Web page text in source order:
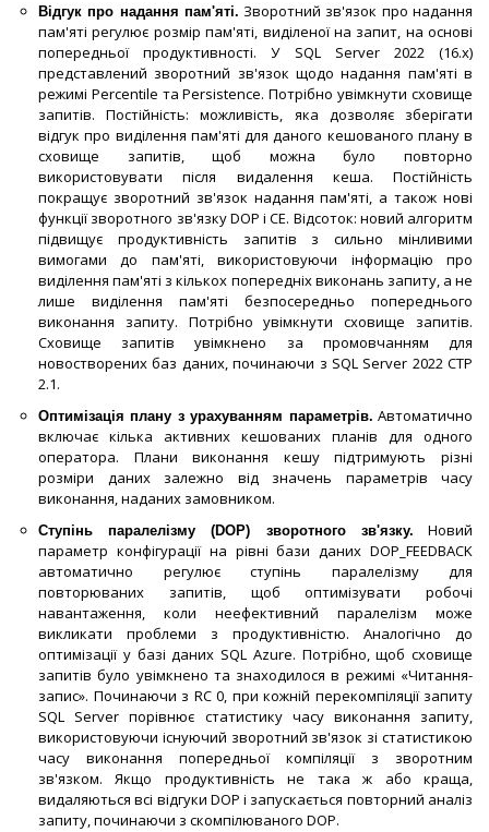
Відгук про надання пам'яті. Зворотний зв'язок про надання
пам'яті регулює розмір пам'яті, виділеної на запит, на основі
попередньої продуктивності. У SQL Server 2022 (16.x)
представлений зворотний зв'язок щодо надання пам'яті в
режимі Percentile та Persistence. Потрібно увімкнути сховище
запитів. Постійність: можливість, яка дозволяє зберігати
відгук про виділення пам'яті для даного кешованого плану в
сховище запитів, щоб можна було повторно
використовувати після видалення кеша. Постійність
покращує зворотний зв'язок надання пам'яті, а також нові
функції зворотного зв'язку DOP і CE. Відсоток: новий алгоритм
підвищує продуктивність запитів з сильно мінливими
вимогами до пам'яті, використовуючи інформацію про
виділення пам'яті з кількох попередніх виконань запиту, а не
лише виділення пам'яті безпосередньо попереднього
виконання запиту. Потрібно увімкнути сховище запитів.
Сховище запитів увімкнено за промовчанням для
новостворених баз даних, починаючи з SQL Server 2022 CTP
2.1.
Оптимізація плану з урахуванням параметрів. Автоматично
включає кілька активних кешованих планів для одного
оператора. Плани виконання кешу підтримують різні
розміри даних залежно від значень параметрів часу
виконання, наданих замовником.
Ступінь паралелізму (DOP) зворотного зв'язку.
Новий
параметр конфігурації на рівні бази даних DOP_FEEDBACK
автоматично регулює ступінь паралелізму для
повторюваних запитів, щоб оптимізувати робочі
навантаження, коли неефективний паралелізм може
викликати проблеми з продуктивністю. Аналогічно до
оптимізації у базі даних SQL Azure. Потрібно, щоб сховище
запитів було увімкнено та знаходилося в режимі «Читання-
запис». Починаючи з RC 0, при кожній перекомпіляції запиту
SQL Server порівнює статистику часу виконання запиту,
використовуючи існуючий зворотний зв'язок зі статистикою
часу виконання попередньої компіляції з зворотним
зв'язком. Якщо продуктивність не така ж або краща,
видаляються всі відгуки DOP і запускається повторний аналіз
запиту, починаючи з скомпілюваного DOP.